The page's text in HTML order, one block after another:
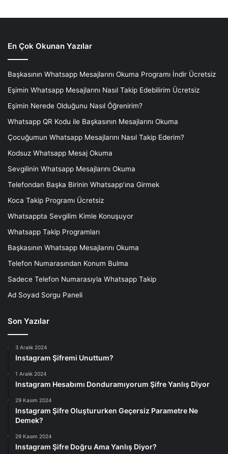
En Çok Okunan Yazılar
Başkasının Whatsapp Mesajlarını Okuma Programı İndir Ücretsiz
Eşimin Whatsapp Mesajlarını Nasıl Takip Edebilirim Ücretsiz
Eşimin Nerede Olduğunu Nasıl Öğrenirim?
Whatsapp QR Kodu ile Başkasının Mesajlarını Okuma
Çocuğumun Whatsapp Mesajlarını Nasıl Takip Ederim?
Kodsuz Whatsapp Mesaj Okuma
Sevgilinin Whatsapp Mesajlarını Okuma
Telefondan Başka Birinin Whatsapp’ına Girmek
Koca Takip Programı Ücretsiz
Whatsappta Sevgilim Kimle Konuşuyor
Whatsapp Takip Programları
Başkasının Whatsapp Mesajlarını Okuma
Telefon Numarasından Konum Bulma
Sadece Telefon Numarasıyla Whatsapp Takip
Ad Soyad Sorgu Paneli
Son Yazılar
3 Aralık 2024
Instagram Şifremi Unuttum?
1 Aralık 2024
Instagram Hesabımı Donduramıyorum Şifre Yanlış Diyor
29 Kasım 2024
Instagram Şifre Oluştururken Geçersiz Parametre Ne
Demek?
29 Kasım 2024
Instagram Şifre Doğru Ama Yanlış Diyor?